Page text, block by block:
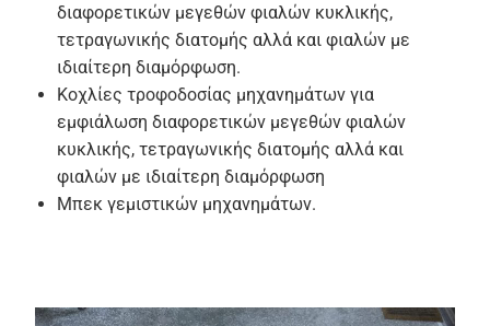
διαφορετικών μεγεθών φιαλών κυκλικής,
τετραγωνικής διατομής αλλά και φιαλών με
ιδιαίτερη διαμόρφωση.
Κοχλίες τροφοδοσίας μηχανημάτων για
εμφιάλωση διαφορετικών μεγεθών φιαλών
κυκλικής, τετραγωνικής διατομής αλλά και
φιαλών με ιδιαίτερη διαμόρφωση
Μπεκ γεμιστικών μηχανημάτων.